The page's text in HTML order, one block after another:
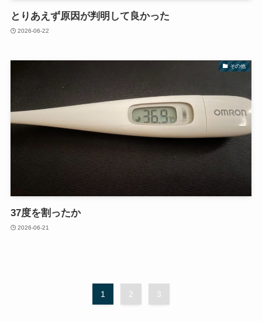
とりあえず原因が判明して良かった
2026-06-22
その他
37度を割ったか
2026-06-21
1 2 3